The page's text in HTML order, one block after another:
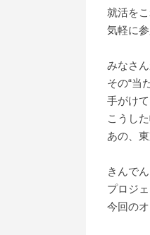
就活を
気軽に
みなさ
その“当
手がけ
こうし
あの、
きんで
プロジ
今回の